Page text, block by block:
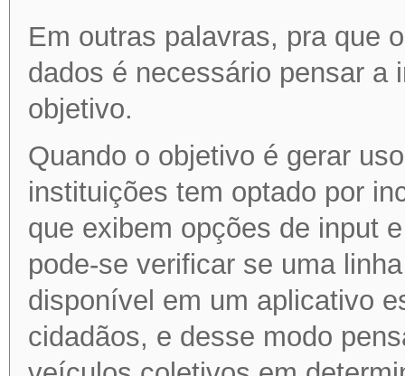
Em outras palavras, pra que
dados é necessário pensar a
objetivo.
Quando o objetivo é gerar
instituições tem optado por
que exibem opções de input
pode-se verificar se uma
disponível em um aplicativo
cidadãos, e desse modo